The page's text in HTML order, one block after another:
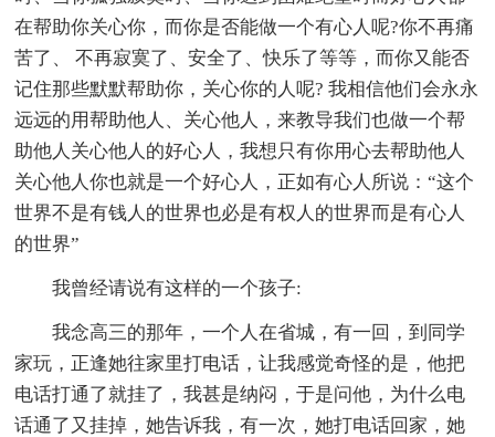
在帮助你关心你，而你是否能做一个有心人呢?你不再痛
苦了、 不再寂寞了、安全了、快乐了等等，而你又能否
记住那些默默帮助你，关心你的人呢? 我相信他们会永永
远远的用帮助他人、关心他人，来教导我们也做一个帮
助他人关心他人的好心人，我想只有你用心去帮助他人
关心他人你也就是一个好心人，正如有心人所说：“这个
世界不是有钱人的世界也必是有权人的世界而是有心人
的世界”
我曾经请说有这样的一个孩子:
我念高三的那年，一个人在省城，有一回，到同学
家玩，正逢她往家里打电话，让我感觉奇怪的是，他把
电话打通了就挂了，我甚是纳闷，于是问他，为什么电
话通了又挂掉，她告诉我，有一次，她打电话回家，她